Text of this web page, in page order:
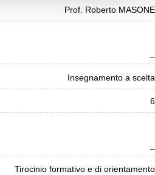
Prof. Roberto MASONE
Insegnamento a scelta
6
Tirocinio formativo e di orientamento